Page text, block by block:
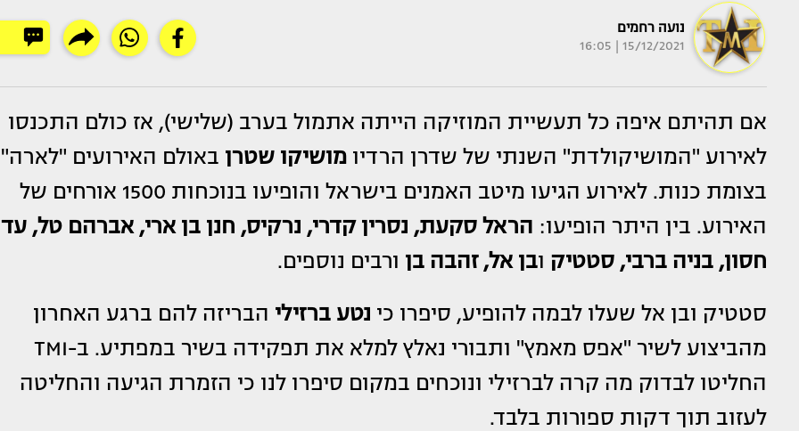
נועה רחמים
15/12/2021 | 16:05
אם תהיתם איפה כל תעשיית המוזיקה הייתה אתמול בערב (שלישי), אז כולם התכנסו
לאירוע "המושיקולדת" השנתי של שדרן הרדיומושיקו שטרן באולם האירועים "לארה"
בצומת כנות. לאירוע הגיעו מיטב האמנים בישראל והופיעו בנוכחות 1500 אורחים של
האירוע. בין היתר הופיעו: הראל סקעת, נסרין קדרי, נרקיס, חנן בן ארי, אברהם טל,
חסון, בניה ברבי, סטטיק ובן אל, זהבה בן ורבים נוספים.
סטטיק ובן אל שעלו לבמה להופיע, סיפרו כי נטע ברזילי הבריזה להם ברגע האחרון
מהביצוע לשיר "אפס מאמץ" ותבורי נאלץ למלא את תפקידה בשיר במפתיע. ב-TMI
החליטו לבדוק מה קרה לברזילי ונוכחים במקום סיפרו לנו כי הזמרת הגיעה והחליטה
לעזוב תוך דקות ספורות בלבד.